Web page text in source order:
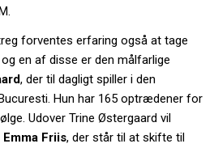
forventes erfaring også at tage
en af disse er den målfarlige
, der til dagligt spiller i den
Hun har 165 optrædener for
Udover Trine Østergaard vil
Emma Friis, der står til at skifte til